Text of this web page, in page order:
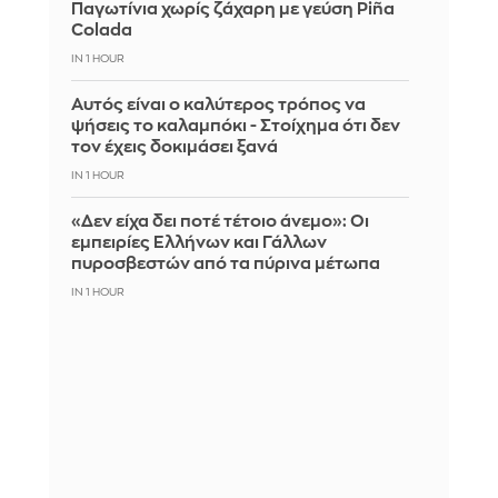
Παγωτίνια χωρίς ζάχαρη με γεύση Piña
Colada
IN 1 HOUR
Αυτός είναι ο καλύτερος τρόπος να
ψήσεις το καλαμπόκι - Στοίχημα ότι δεν
τον έχεις δοκιμάσει ξανά
IN 1 HOUR
«Δεν είχα δει ποτέ τέτοιο άνεμο»: Οι
εμπειρίες Ελλήνων και Γάλλων
πυροσβεστών από τα πύρινα μέτωπα
IN 1 HOUR